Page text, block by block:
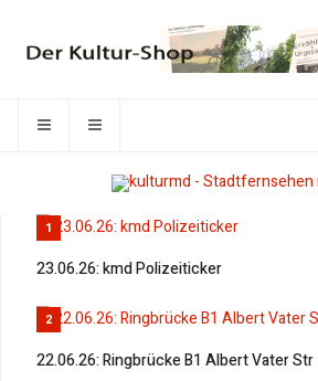
1
23.06.26: kmd Polizeiticker
2
22.06.26: Ringbrücke B1 Albert Vater Str